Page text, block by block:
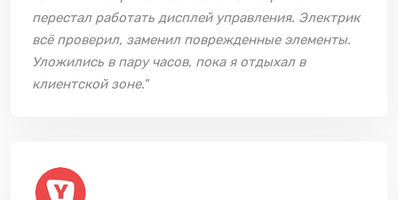
перестал работать дисплей управления. Электрик
всё проверил, заменил поврежденные элементы.
Уложились в пару часов, пока я отдыхал в
клиентской зоне."